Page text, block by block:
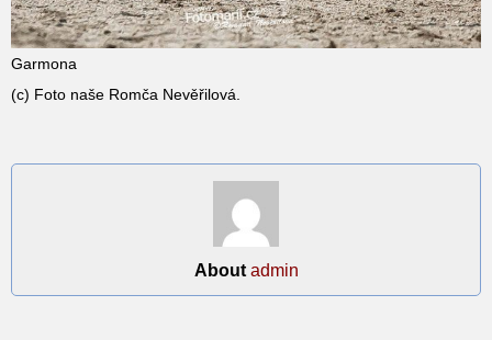
Garmona
(c) Foto naše Romča Nevěřilová.
About admin